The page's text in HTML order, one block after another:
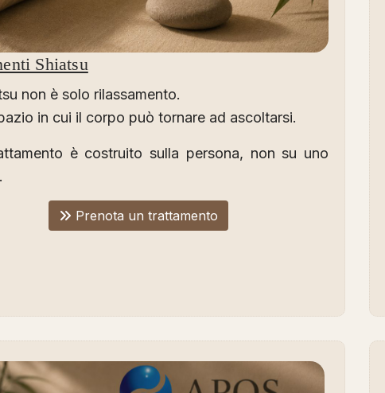
Shiatsu
non è solo rilassamento.
in cui il corpo può tornare ad ascoltarsi.
è costruito sulla persona, non su uno
Prenota un trattamento